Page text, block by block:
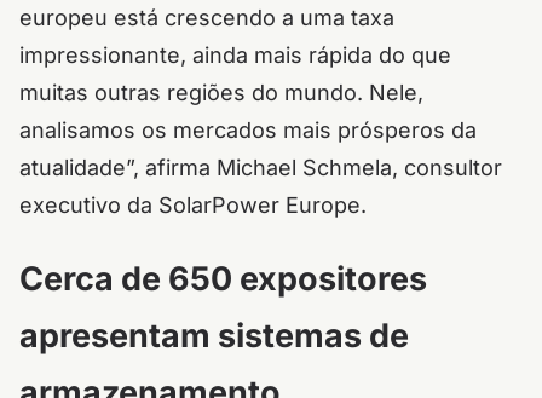
europeu está crescendo a uma taxa
impressionante, ainda mais rápida do que
muitas outras regiões do mundo. Nele,
analisamos os mercados mais prósperos da
atualidade”, afirma Michael Schmela, consultor
executivo da SolarPower Europe.
Cerca de 650 expositores
apresentam sistemas de